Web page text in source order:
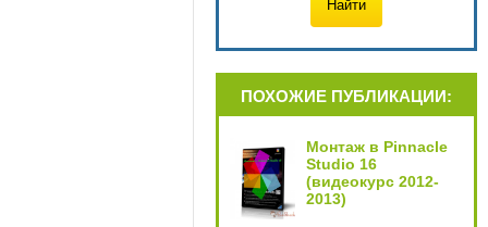
ПОХОЖИЕ ПУБЛИКАЦИИ:
Монтаж в Pinnacle
Studio 16
(видеокурс 2012-
2013)